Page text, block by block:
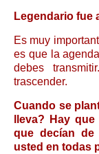
Legendario fue
Es muy
es que la
debes
trascender.
Cuando se
lleva? Hay
que decían de
usted en todas